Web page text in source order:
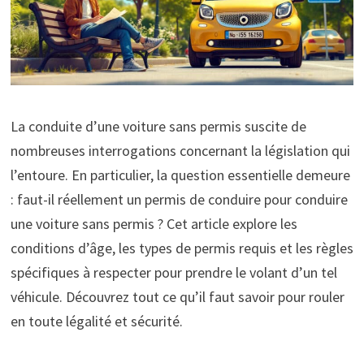
La conduite d’une voiture sans permis suscite de
nombreuses interrogations concernant la législation qui
l’entoure. En particulier, la question essentielle demeure
: faut-il réellement un permis de conduire pour conduire
une voiture sans permis ? Cet article explore les
conditions d’âge, les types de permis requis et les règles
spécifiques à respecter pour prendre le volant d’un tel
véhicule. Découvrez tout ce qu’il faut savoir pour rouler
en toute légalité et sécurité.